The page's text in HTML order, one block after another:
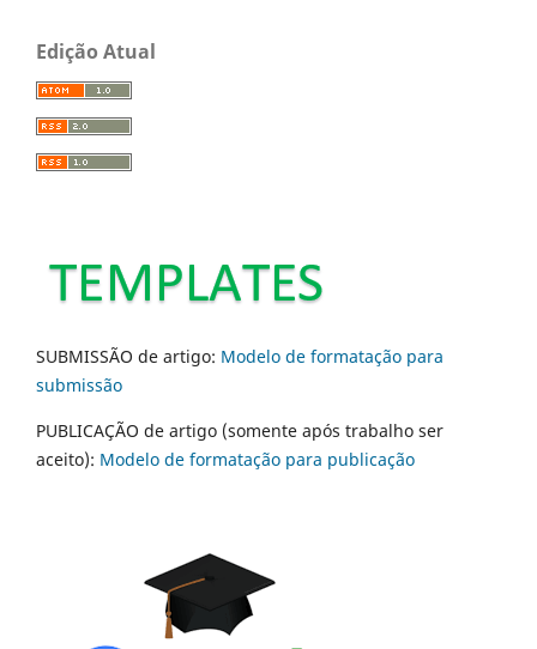
Edição Atual
SUBMISSÃO de artigo: Modelo de formatação para
submissão
PUBLICAÇÃO de artigo (somente após trabalho ser
aceito): Modelo de formatação para publicação